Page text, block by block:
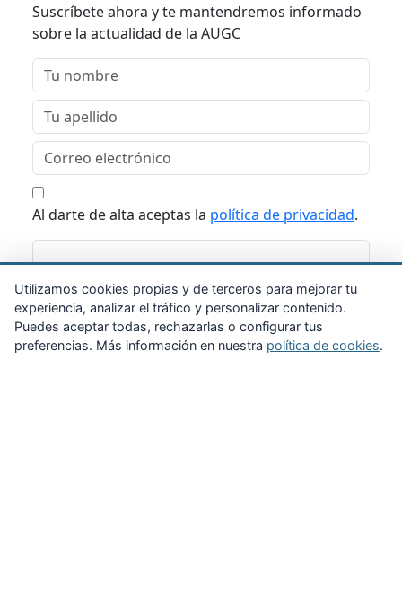
Suscríbete ahora y te mantendremos informado
sobre la actualidad de la AUGC
Al darte de alta aceptas la política de privacidad.
Suscribirme
Utilizamos cookies propias y de terceros para mejorar tu
experiencia, analizar el tráfico y personalizar contenido.
Puedes aceptar todas, rechazarlas o configurar tus
preferencias. Más información en nuestra política de cookies.